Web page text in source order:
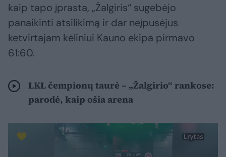
kaip tapo įprasta, „Žalgiris“ sugebėjo
panaikinti atsilikimą ir dar neįpusėjus
ketvirtajam kėliniui Kauno ekipa pirmavo
61:60.
LKL čempionų taurė – „Žalgirio“ rankose:
parodė, kaip ošia arena